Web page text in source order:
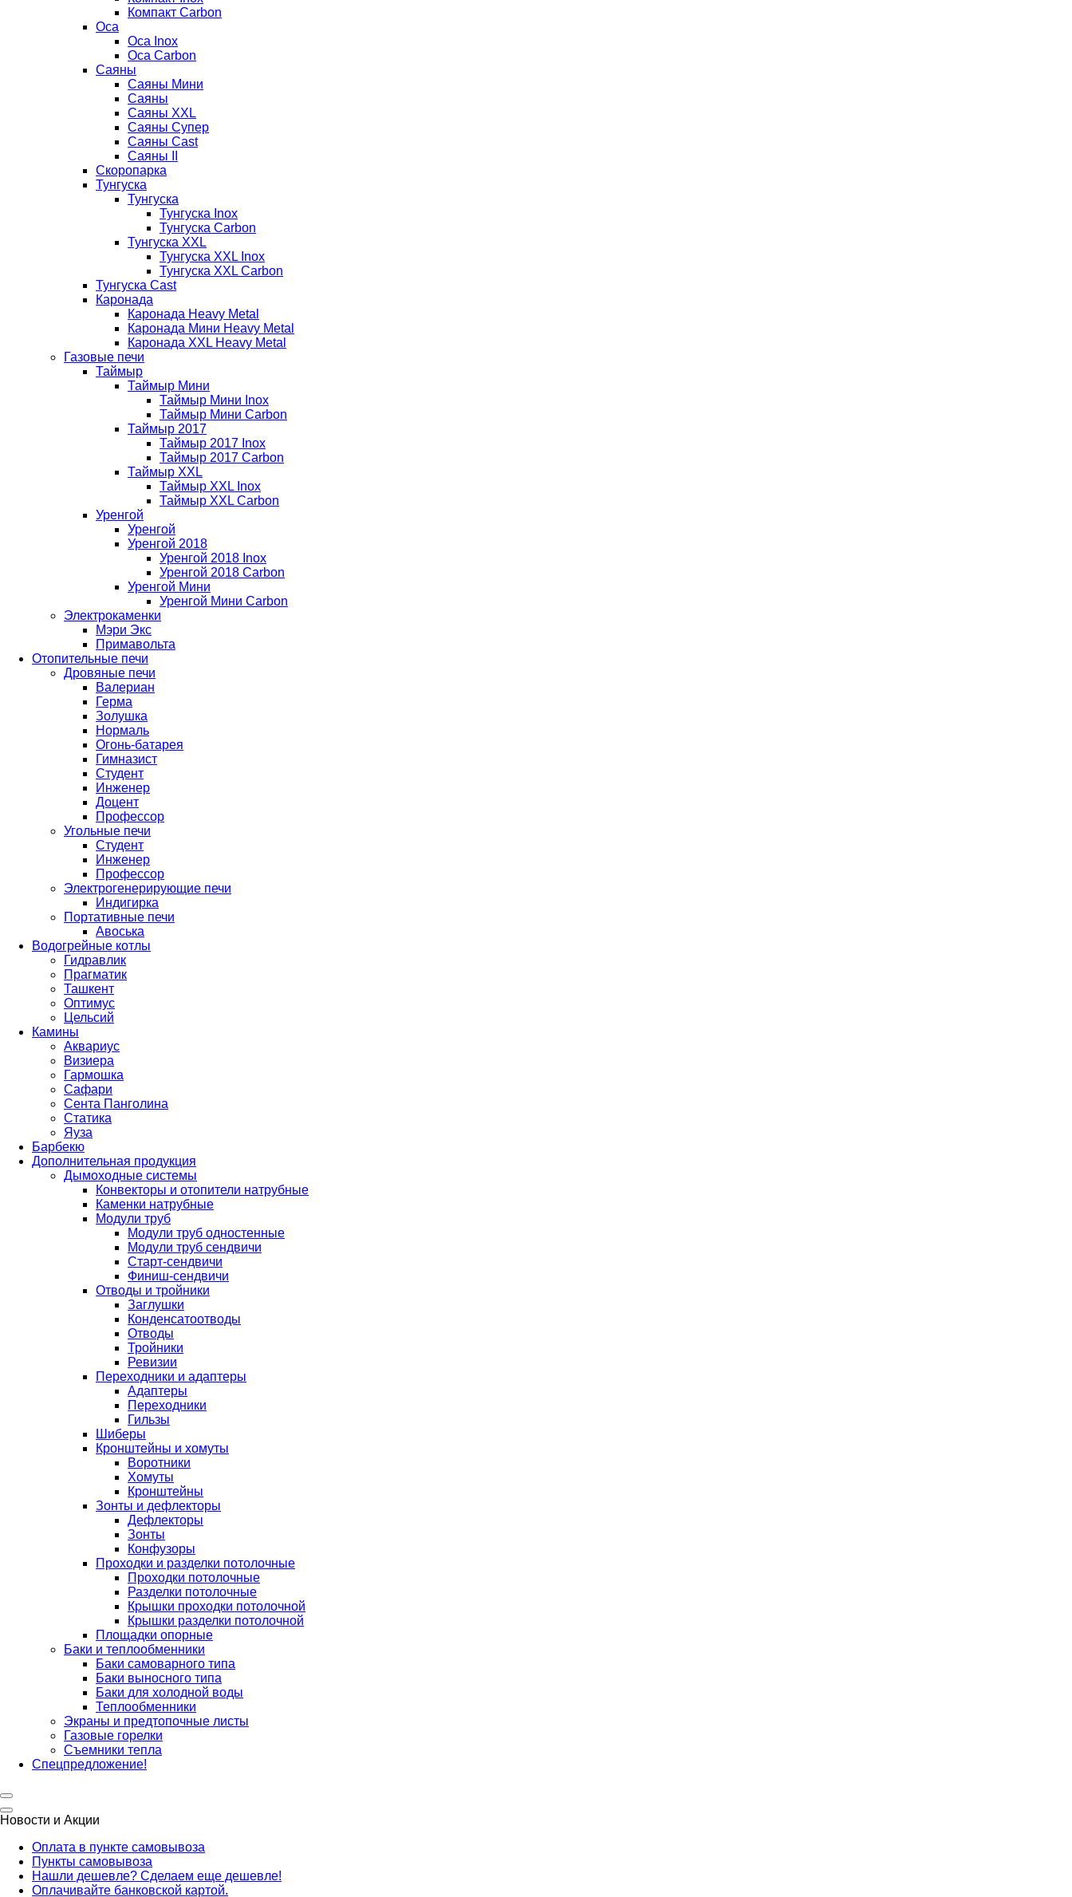
Компакт Carbon
Оса
Оса Inox
Оса Carbon
Саяны
Саяны Мини
Саяны
Саяны XXL
Саяны Супер
Саяны Cast
Саяны II
Скоропарка
Тунгуска
Тунгуска
Тунгуска Inox
Тунгуска Carbon
Тунгуска XXL
Тунгуска XXL Inox
Тунгуска XXL Carbon
Тунгуска Cast
Каронада
Каронада Heavy Metal
Каронада Мини Heavy Metal
Каронада XXL Heavy Metal
Газовые печи
Таймыр
Таймыр Мини
Таймыр Мини Inox
Таймыр Мини Carbon
Таймыр 2017
Таймыр 2017 Inox
Таймыр 2017 Carbon
Таймыр XXL
Таймыр XXL Inox
Таймыр XXL Carbon
Уренгой
Уренгой
Уренгой 2018
Уренгой 2018 Inox
Уренгой 2018 Carbon
Уренгой Мини
Уренгой Мини Carbon
Электрокаменки
Мэри Экс
Примавольта
Отопительные печи
Дровяные печи
Валериан
Герма
Золушка
Нормаль
Огонь-батарея
Гимназист
Студент
Инженер
Доцент
Профессор
Угольные печи
Студент
Инженер
Профессор
Электрогенерирующие печи
Индигирка
Портативные печи
Авоська
Водогрейные котлы
Гидравлик
Прагматик
Ташкент
Оптимус
Цельсий
Камины
Аквариус
Визиера
Гармошка
Сафари
Сента Панголина
Статика
Яуза
Барбекю
Дополнительная продукция
Дымоходные системы
Конвекторы и отопители натрубные
Каменки натрубные
Модули труб
Модули труб одностенные
Модули труб сендвичи
Старт-сендвичи
Финиш-сендвичи
Отводы и тройники
Заглушки
Конденсатоотводы
Отводы
Тройники
Ревизии
Переходники и адаптеры
Адаптеры
Переходники
Гильзы
Шиберы
Кронштейны и хомуты
Воротники
Хомуты
Кронштейны
Зонты и дефлекторы
Дефлекторы
Зонты
Конфузоры
Проходки и разделки потолочные
Проходки потолочные
Разделки потолочные
Крышки проходки потолочной
Крышки разделки потолочной
Площадки опорные
Баки и теплообменники
Баки самоварного типа
Баки выносного типа
Баки для холодной воды
Теплообменники
Экраны и предтопочные листы
Газовые горелки
Съемники тепла
Спецпредложение!
Новости и Акции
Оплата в пункте самовывоза
Пункты самовывоза
Нашли дешевле? Сделаем еще дешевле!
Оплачивайте банковской картой.